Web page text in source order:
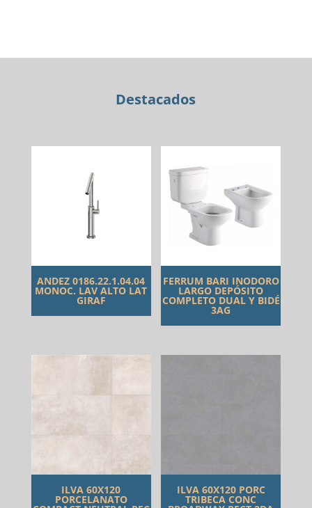
Destacados
ANDEZ 0186.22.1.04.04
MONOC. LAV ALTO LAT
GIRAF
FERRUM BARI INODORO
LARGO DEPÓSITO
COMPLETO DUAL Y BIDÉ
3AG
ILVA 60X120
PORCELANATO
ILVA 60X120 PORC
TRIBECA CONC